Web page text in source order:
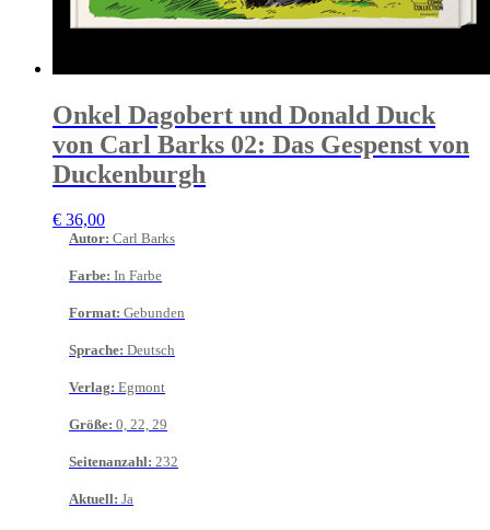
Onkel Dagobert und Donald Duck
von Carl Barks 02: Das Gespenst von
Duckenburgh
€ 36,00
Autor: Carl Barks
Farbe: In Farbe
Format: Gebunden
Sprache: Deutsch
Verlag: Egmont
Größe: 0, 22, 29
Seitenanzahl: 232
Aktuell: Ja